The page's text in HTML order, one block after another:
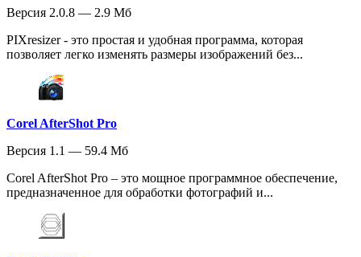
Версия 2.0.8 — 2.9 Мб
PIXresizer - это простая и удобная программа, которая
позволяет легко изменять размеры изображений без...
Corel AfterShot Pro
Версия 1.1 — 59.4 Мб
Corel AfterShot Pro – это мощное программное обеспечение,
предназначенное для обработки фотографий и...